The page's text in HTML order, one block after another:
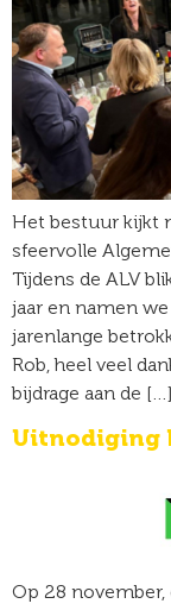
Het bestuur kijkt
sfeervolle
Tijdens de ALV
jaar en namen
jarenlange
Rob, heel veel
bijdrage aan de […]
Uitnodiging
Op 28 november,